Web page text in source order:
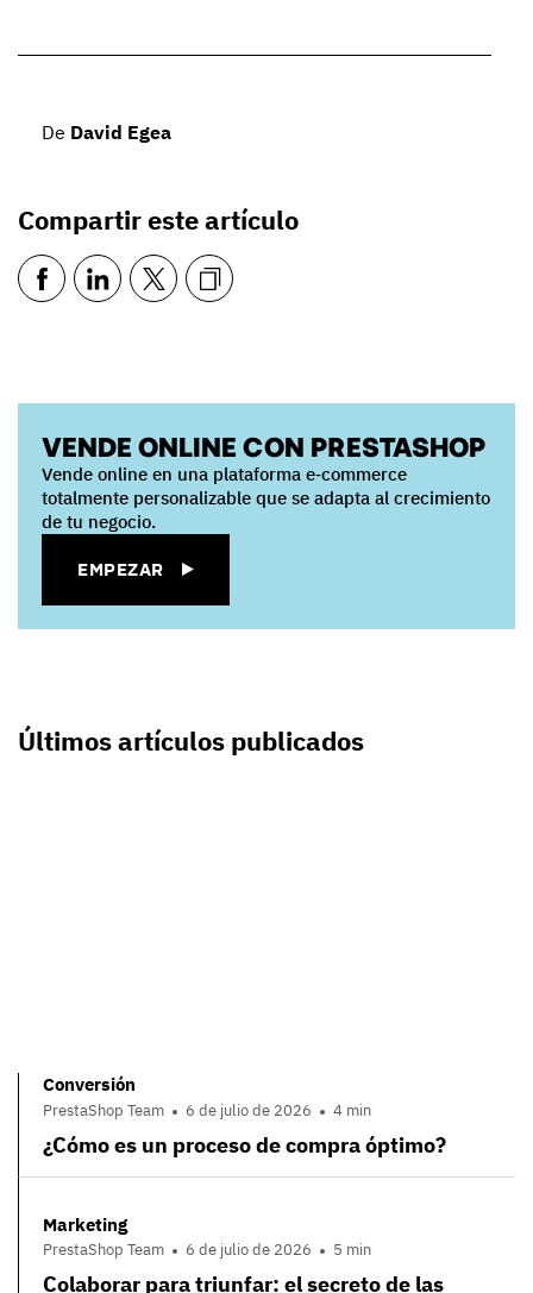
De David Egea
Compartir este artículo
VENDE ONLINE CON PRESTASHOP
Vende online en una plataforma e‑commerce
totalmente personalizable que se adapta al crecimiento
de tu negocio.
EMPEZAR
Últimos artículos publicados
Conversión
PrestaShop Team 6 de julio de 2026 4 min
¿Cómo es un proceso de compra óptimo?
Marketing
PrestaShop Team 6 de julio de 2026 5 min
Colaborar para triunfar: el secreto de las